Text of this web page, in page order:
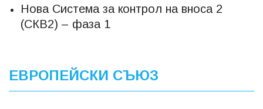
Нова Система за контрол на вноса 2
(СКВ2) – фаза 1
ЕВРОПЕЙСКИ СЪЮЗ